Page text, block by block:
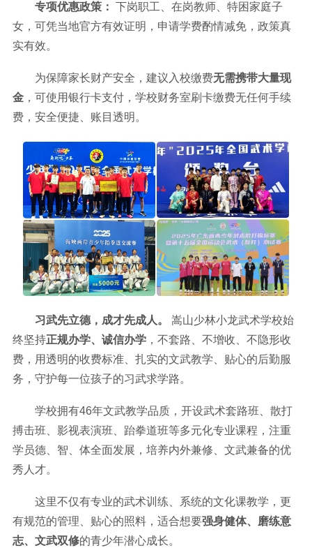
专项优惠政策： 下岗职工、在岗教师、特困家庭子
女，可凭当地官方有效证明，申请学费酌情减免，政策真
实有效。
为保障家长财产安全，建议入校缴费无需携带大量现
金，可使用银行卡支付，学校财务室刷卡缴费无任何手续
费，安全便捷、账目透明。
习武先立德，成才先成人。 嵩山少林小龙武术学校始
终坚持正规办学、诚信办学，不套路、不增收、不隐形收
费，用透明的收费标准、扎实的文武教学、贴心的后勤服
务，守护每一位孩子的习武求学路。
学校拥有46年文武教学品质，开设武术套路班、散打
搏击班、影视表演班、跆拳道班等多元化专业课程，注重
学员德、智、体全面发展，培养内外兼修、文武兼备的优
秀人才。
这里不仅有专业的武术训练、系统的文化课教学，更
有规范的管理、贴心的照料，适合想要强身健体、磨练意
志、文武双修的青少年潜心成长。